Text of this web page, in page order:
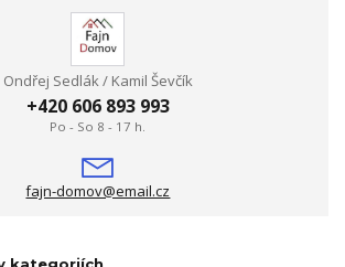
Ondřej Sedlák / Kamil Ševčík
+420 606 893 993
Po - So 8 - 17 h.
fajn-domov@email.cz
kategoriích